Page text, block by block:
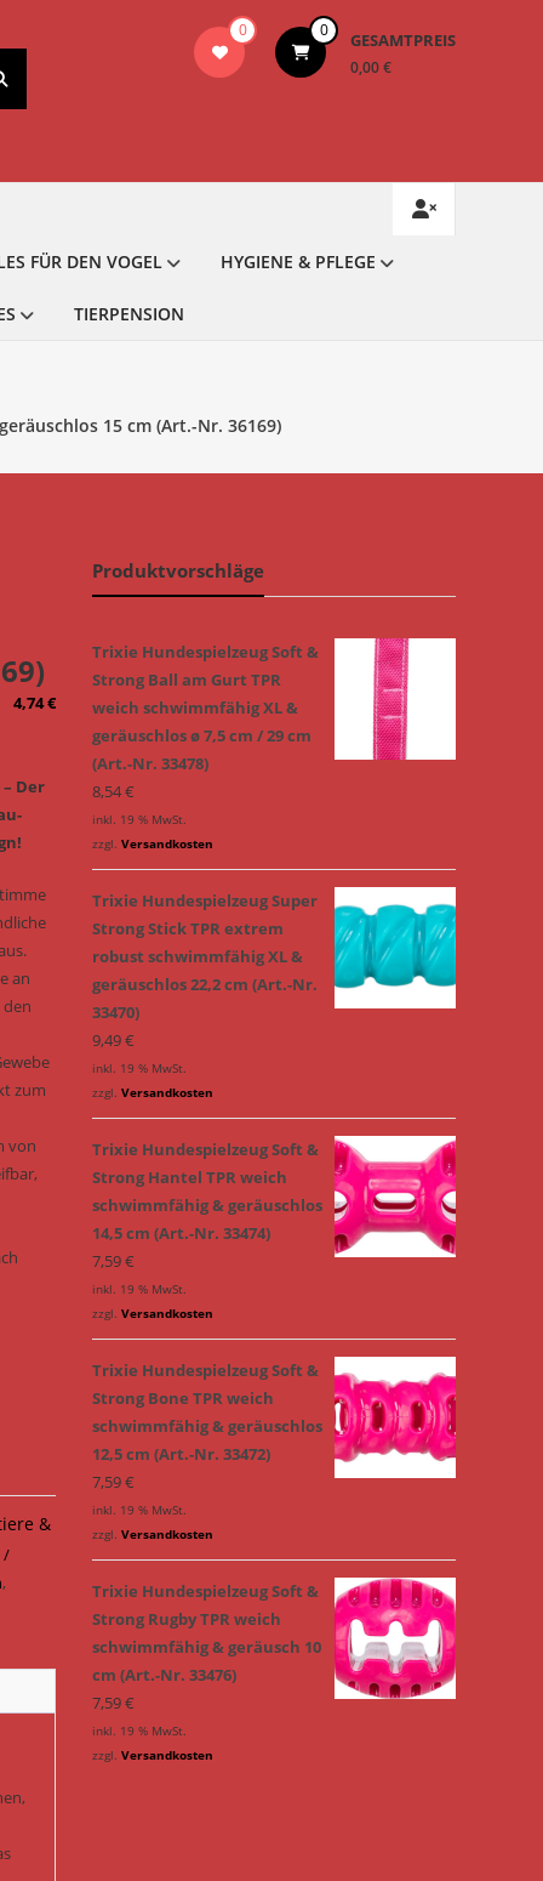
0 0 GESAMTPREIS
0,00 €
FÜR DEN VOGEL HYGIENE & PFLEGE
TIERPENSION
15 cm (Art.-Nr. 36169)
4,74€
Der
an
zum
von
&
/
,
Produktvorschläge
Trixie Hundespielzeug Soft &
Strong Ball am Gurt TPR
weich schwimmfähig XL &
geräuschlos ø 7,5 cm / 29 cm
(Art.-Nr. 33478)
8,54€
inkl. 19 % MwSt.
zzgl. Versandkosten
Trixie Hundespielzeug Super
Strong Stick TPR extrem
robust schwimmfähig XL &
geräuschlos 22,2 cm (Art.-Nr.
33470)
9,49€
inkl. 19 % MwSt.
zzgl. Versandkosten
Trixie Hundespielzeug Soft &
Strong Hantel TPR weich
schwimmfähig & geräuschlos
14,5 cm (Art.-Nr. 33474)
7,59€
inkl. 19 % MwSt.
zzgl. Versandkosten
Trixie Hundespielzeug Soft &
Strong Bone TPR weich
schwimmfähig & geräuschlos
12,5 cm (Art.-Nr. 33472)
7,59€
inkl. 19 % MwSt.
zzgl. Versandkosten
Trixie Hundespielzeug Soft &
Strong Rugby TPR weich
schwimmfähig & geräusch 10
cm (Art.-Nr. 33476)
7,59€
inkl. 19 % MwSt.
zzgl. Versandkosten